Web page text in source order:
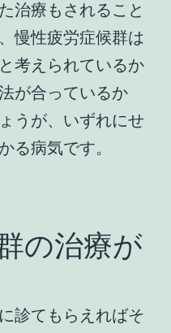
治療もされること
慢性疲労症候群は
考えられているか
が合っているか
うが、いずれにせ
る病気です。
の治療が
診てもらえればそ